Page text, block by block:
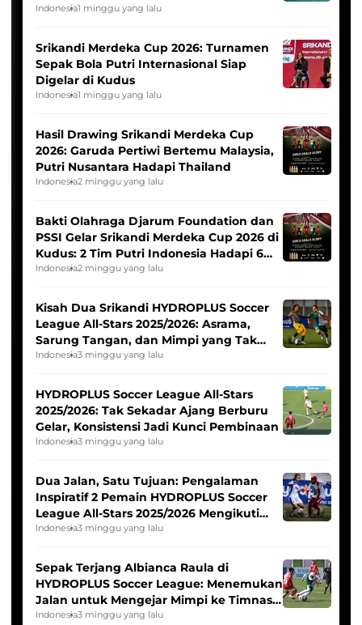
League
Indonesia1 minggu yang lalu
Srikandi Merdeka Cup 2026: Turnamen
Sepak Bola Putri Internasional Siap
Digelar di Kudus
Indonesia1 minggu yang lalu
Hasil Drawing Srikandi Merdeka Cup
2026: Garuda Pertiwi Bertemu Malaysia,
Putri Nusantara Hadapi Thailand
Indonesia2 minggu yang lalu
Bakti Olahraga Djarum Foundation dan
PSSI Gelar Srikandi Merdeka Cup 2026 di
Kudus: 2 Tim Putri Indonesia Hadapi 6
Tim Asia
Indonesia2 minggu yang lalu
Kisah Dua Srikandi HYDROPLUS Soccer
League All-Stars 2025/2026: Asrama,
Sarung Tangan, dan Mimpi yang Tak
Pernah Padam
Indonesia3 minggu yang lalu
HYDROPLUS Soccer League All-Stars
2025/2026: Tak Sekadar Ajang Berburu
Gelar, Konsistensi Jadi Kunci Pembinaan
Indonesia3 minggu yang lalu
Dua Jalan, Satu Tujuan: Pengalaman
Inspiratif 2 Pemain HYDROPLUS Soccer
League All-Stars 2025/2026 Mengikuti
Seleksi Timnas Indonesia Putri
Indonesia3 minggu yang lalu
Sepak Terjang Albianca Raula di
HYDROPLUS Soccer League: Menemukan
Jalan untuk Mengejar Mimpi ke Timnas
Indonesia Putri
Indonesia3 minggu yang lalu